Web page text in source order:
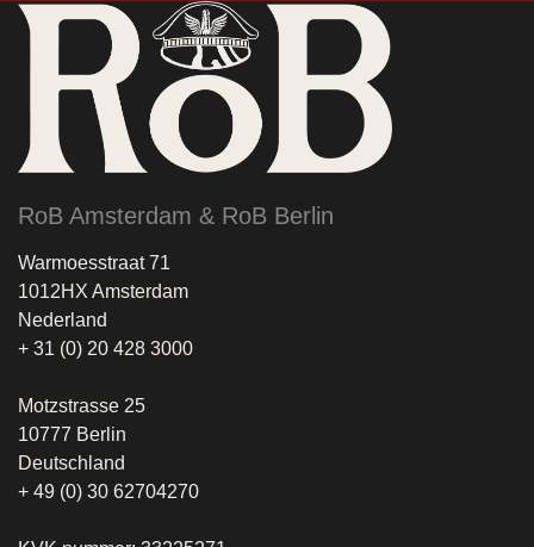
RoB Amsterdam & RoB Berlin
Warmoesstraat 71
1012HX Amsterdam
Nederland
+ 31 (0) 20 428 3000
Motzstrasse 25
10777 Berlin
Deutschland
+ 49 (0) 30 62704270